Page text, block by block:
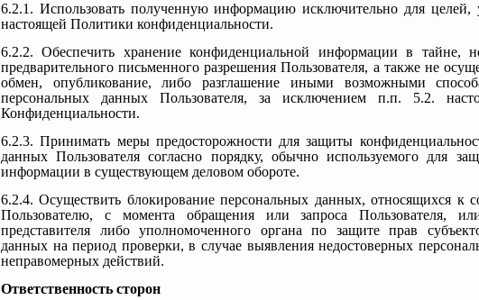
6.2.1. Использовать полученную информацию исключительно для
настоящей Политики конфиденциальности.
6.2.2. Обеспечить хранение конфиденциальной информации в тайне,
предварительного письменного разрешения Пользователя, а также не
обмен, опубликование, либо разглашение иными возможными
персональных данных Пользователя, за исключением п.п. 5.2.
Конфиденциальности.
6.2.3. Принимать меры предосторожности для защиты
данных Пользователя согласно порядку, обычно используемого для
информации в существующем деловом обороте.
6.2.4. Осуществить блокирование персональных данных, относящихся к
Пользователю, с момента обращения или запроса Пользователя,
представителя либо уполномоченного органа по защите прав
данных на период проверки, в случае выявления недостоверных
неправомерных действий.
Ответственность сторон